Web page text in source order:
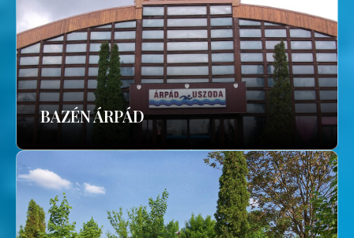
BAZÉN ÁRPÁD